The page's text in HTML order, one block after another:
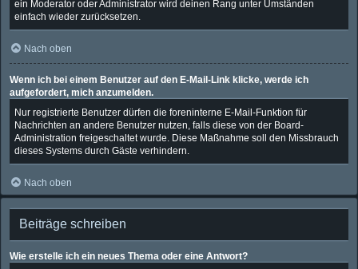
ein Moderator oder Administrator wird deinen Rang unter Umständen
einfach wieder zurücksetzen.
Nach oben
Wenn ich bei einem Benutzer auf den E-Mail-Link klicke, werde ich
aufgefordert, mich anzumelden.
Nur registrierte Benutzer dürfen die foreninterne E-Mail-Funktion für
Nachrichten an andere Benutzer nutzen, falls diese von der Board-
Administration freigeschaltet wurde. Diese Maßnahme soll den Missbrauch
dieses Systems durch Gäste verhindern.
Nach oben
Beiträge schreiben
Wie erstelle ich ein neues Thema oder eine Antwort?